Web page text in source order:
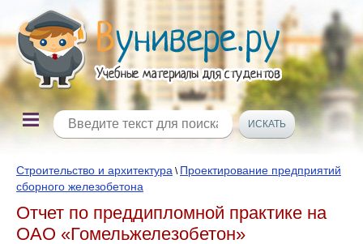
Строительство и архитектура \ Проектирование предприятий
сборного железобетона
Отчет по преддипломной практике на
ОАО «Гомельжелезобетон»